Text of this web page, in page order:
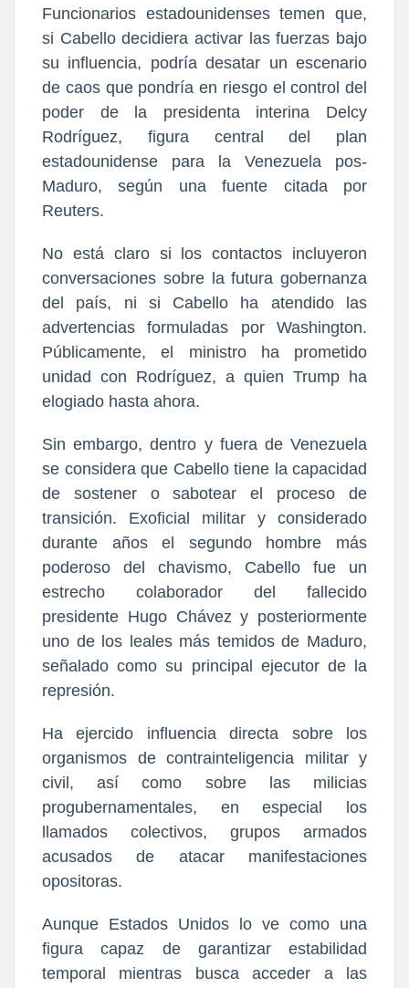
Funcionarios estadounidenses temen que,
si Cabello decidiera activar las fuerzas bajo
su influencia, podría desatar un escenario
de caos que pondría en riesgo el control del
poder de la presidenta interina Delcy
Rodríguez, figura central del plan
estadounidense para la Venezuela pos-
Maduro, según una fuente citada por
Reuters.
No está claro si los contactos incluyeron
conversaciones sobre la futura gobernanza
del país, ni si Cabello ha atendido las
advertencias formuladas por Washington.
Públicamente, el ministro ha prometido
unidad con Rodríguez, a quien Trump ha
elogiado hasta ahora.
Sin embargo, dentro y fuera de Venezuela
se considera que Cabello tiene la capacidad
de sostener o sabotear el proceso de
transición. Exoficial militar y considerado
durante años el segundo hombre más
poderoso del chavismo, Cabello fue un
estrecho colaborador del fallecido
presidente Hugo Chávez y posteriormente
uno de los leales más temidos de Maduro,
señalado como su principal ejecutor de la
represión.
Ha ejercido influencia directa sobre los
organismos de contrainteligencia militar y
civil, así como sobre las milicias
progubernamentales, en especial los
llamados colectivos, grupos armados
acusados de atacar manifestaciones
opositoras.
Aunque Estados Unidos lo ve como una
figura capaz de garantizar estabilidad
temporal mientras busca acceder a las